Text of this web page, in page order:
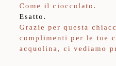
Come il cioccolato.
Esatto.
Grazie per questa
complimenti per le tue
acquolina, ci vediamo